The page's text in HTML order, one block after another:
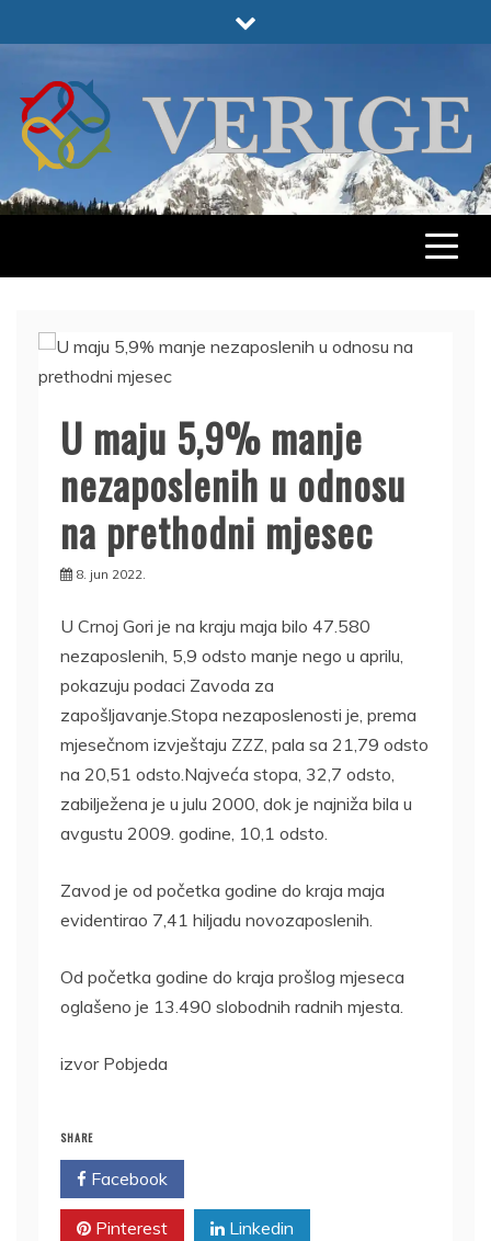
to
VERIGE
ODABRANO
U maju 5,9% manje
nezaposlenih u odnosu
na prethodni mjesec
8. jun 2022.
U Crnoj Gori je na kraju maja bilo 47.580
nezaposlenih, 5,9 odsto manje nego u aprilu,
pokazuju podaci Zavoda za
zapošljavanje.Stopa nezaposlenosti je, prema
mjesečnom izvještaju ZZZ, pala sa 21,79 odsto
na 20,51 odsto.Najveća stopa, 32,7 odsto,
zabilježena je u julu 2000, dok je najniža bila u
avgustu 2009. godine, 10,1 odsto.
Zavod je od početka godine do kraja maja
evidentirao 7,41 hiljadu novozaposlenih.
Od početka godine do kraja prošlog mjeseca
oglašeno je 13.490 slobodnih radnih mjesta.
izvor Pobjeda
SHARE
Facebook
Pinterest Linkedin